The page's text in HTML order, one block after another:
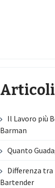
Il Lavoro più
Barman
Quanto
Differenza tra
Bartender